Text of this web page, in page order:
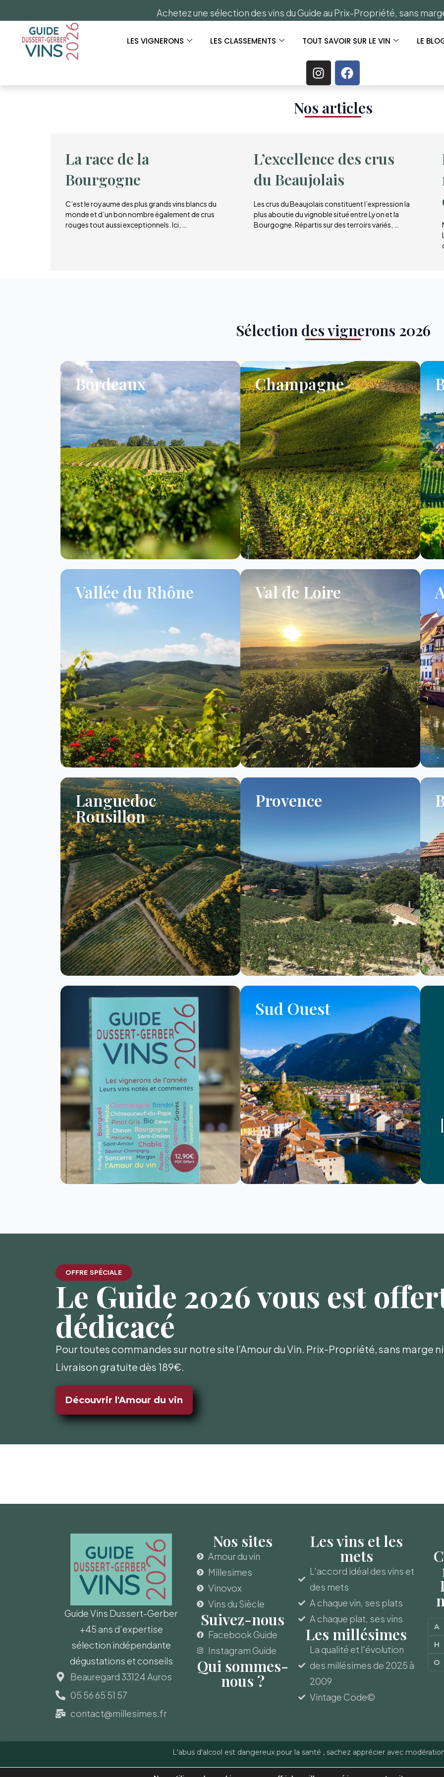
Achetez une sélection des vins du Guide au Prix-Propriété, sans
LES VIGNERONS LES CLASSEMENTS TOUT SAVOIR SUR LE VIN LE
Nos articles​
La race de la
Bourgogne
C’est le royaume des plus grands vins blancs du
monde et d’un bon nombre également de crus
rouges tout aussi exceptionnels. Ici, …
L’excellence des crus
du Beaujolais
Les crus du Beaujolais constituent l’expression la
plus aboutie du vignoble situé entre Lyon et la
Bourgogne. Répartis sur des terroirs variés, …
Sélection des vignerons 2026
Bordeaux Champagne
Vallée du Rhône Val de Loire
Languedoc
Rousillon
Provence
Sud Ouest
OFFRE SPÉCIALE
Le Guide 2026 vous est
dédicacé
Pour toutes commandes sur notre site l’Amour du Vin. Prix-Propriété, sans marge
Livraison gratuite dès 189€.
Découvrir l'Amour du vin
Guide Vins Dussert-Gerber
+45 ans d’expertise
sélection indépendante
dégustations et conseils
Beauregard 33124 Auros
05 56 65 51 57
contact@millesimes.fr
Nos sites
Amour du vin
Millesimes
Vinovox
Vins du Siècle
Suivez-nous
Facebook Guide
Instagram Guide
Qui sommes-
nous ?
Les vins et les
mets
L'accord idéal des vins et
des mets
A chaque vin, ses plats
A chaque plat, ses vins
Les millésimes
La qualité et l'évolution
des millésimes de 2025 à
2009
Vintage Code©
A
H
O
L'abus d'alcool est dangereux pour la santé , sachez apprécier avec
Copyright © Guide des Vins - Sas Millésimes et Dussert-Gerber - Reproduction Politique de confidentialité